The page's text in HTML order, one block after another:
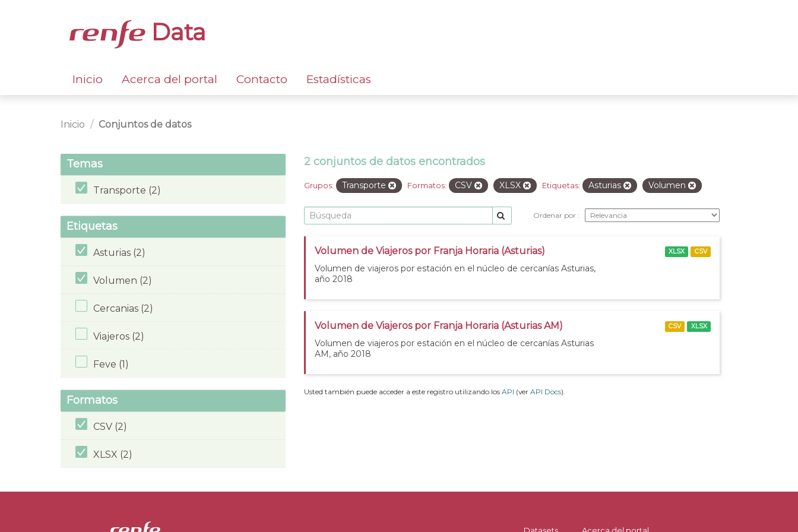
Data
Inicio Acerca del portal Contacto Estadísticas
Inicio Conjuntos de datos
Temas
Transporte (2)
Etiquetas
Asturias (2)
Volumen (2)
Cercanias (2)
Viajeros (2)
Feve (1)
Formatos
CSV (2)
XLSX (2)
2 conjuntos de datos encontrados
Grupos: Transporte Formatos: CSV XLSX Etiquetas: Asturias Volumen
Ordenar por
Volumen de Viajeros por Franja Horaria (Asturias)
Volumen de viajeros por estación en el núcleo de cercanías Asturias,
año 2018
XLSX CSV
Volumen de Viajeros por Franja Horaria (Asturias AM)
Volumen de viajeros por estación en el núcleo de cercanías Asturias
AM, año 2018
CSV XLSX
Usted también puede acceder a este registro utilizando los API (ver API Docs).
Datasets Acerca del portal